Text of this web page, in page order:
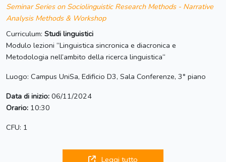
Seminar Series on Sociolinguistic Research Methods - Narrative
Analysis Methods & Workshop
Curriculum: Studi linguistici
Modulo lezioni “Linguistica sincronica e diacronica e
Metodologia nell’ambito della ricerca linguistica“
Luogo: Campus UniSa, Edificio D3, Sala Conferenze, 3° piano
Data di inizio: 06/11/2024
Orario: 10:30
CFU: 1
Leggi tutto